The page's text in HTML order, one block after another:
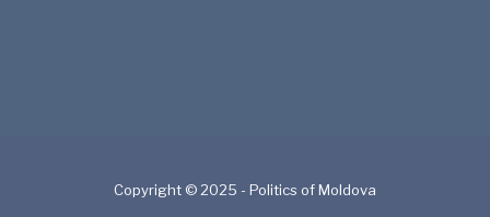
Copyright © 2025 - Politics of Moldova